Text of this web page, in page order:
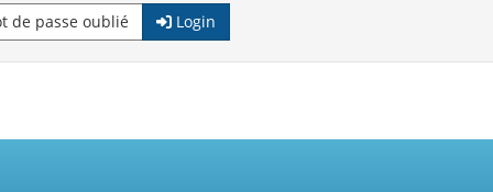
de passe oublié Login